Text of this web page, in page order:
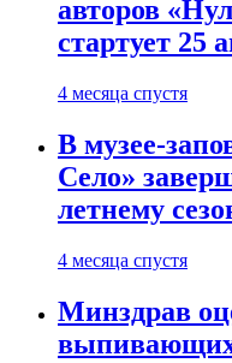
авторов
стартует 25
4 месяца спустя
В музее-
Село»
летнему
4 месяца спустя
Минздрав